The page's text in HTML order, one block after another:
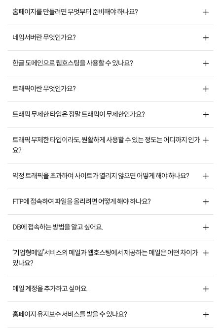
홈페이지를 만들려면 무엇부터 준비해야 하나요?
네임서버란 무엇인가요?
한글 도메인으로 웹호스팅을 사용할 수 있나요?
트래픽이란 무엇인가요?
트래픽 무제한 타입은 정말 트래픽이 무제한인가요?
트래픽 무제한 타입이라도, 원활하게 사용할 수 있는 정도는 어디까지 인가
요?
약정 트래픽을 초과하여 사이트가 열리지 않으면 어떻게 해야 하나요?
FTP에 접속하여 파일을 올리려면 어떻게 해야 하나요?
DB에 접속하는 방법을 알고 싶어요.
‘기업형메일’서비스의 메일과 웹호스팅에서 제공하는 메일은 어떤 차이가
있나요?
메일 계정을 추가하고 싶어요.
홈페이지 유지보수 서비스를 받을 수 있나요?